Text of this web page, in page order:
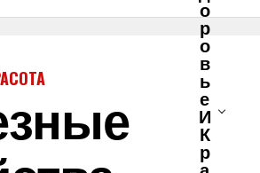
О
Р
О
В
Ь
Е
И
К
Р